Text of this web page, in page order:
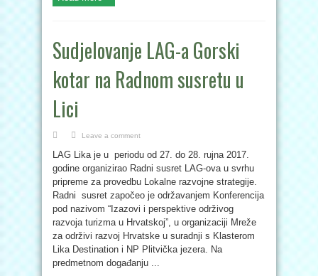
Sudjelovanje LAG-a Gorski
kotar na Radnom susretu u
Lici
Leave a comment
LAG Lika je u periodu od 27. do 28. rujna 2017.
godine organizirao Radni susret LAG-ova u svrhu
pripreme za provedbu Lokalne razvojne strategije.
Radni susret započeo je održavanjem Konferencija
pod nazivom “Izazovi i perspektive održivog
razvoja turizma u Hrvatskoj”, u organizaciji Mreže
za održivi razvoj Hrvatske u suradnji s Klasterom
Lika Destination i NP Plitvička jezera. Na
predmetnom događanju ...